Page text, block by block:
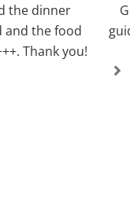
Tour
close to